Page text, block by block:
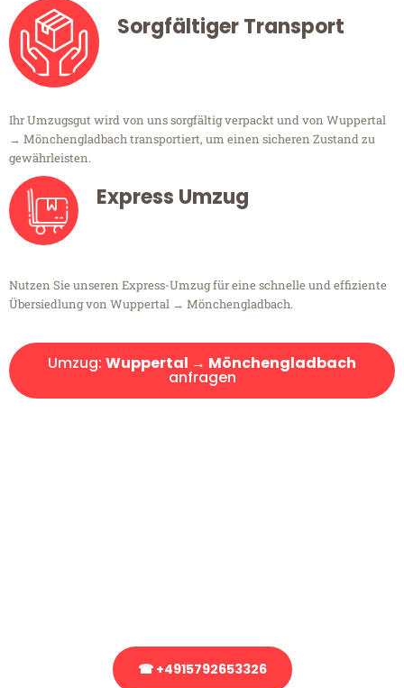
Sorgfältiger Transport
Ihr Umzugsgut wird von uns sorgfältig verpackt und von Wuppertal
→ Mönchengladbach transportiert, um einen sicheren Zustand zu
gewährleisten.
Express Umzug
Nutzen Sie unseren Express-Umzug für eine schnelle und effiziente
Übersiedlung von Wuppertal → Mönchengladbach.
Umzug: Wuppertal → Mönchengladbach
anfragen
☎ +4915792653326